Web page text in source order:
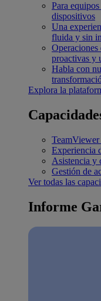
Para
dispositivos
Una
fluida y sin
proactivas y
Habla con
Explora la
Experiencia
Asistencia y
Gestión de
Ver todas las
Informe